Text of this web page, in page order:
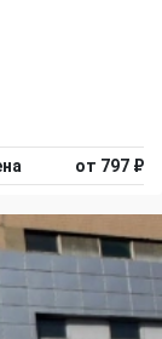
от 797 ₽